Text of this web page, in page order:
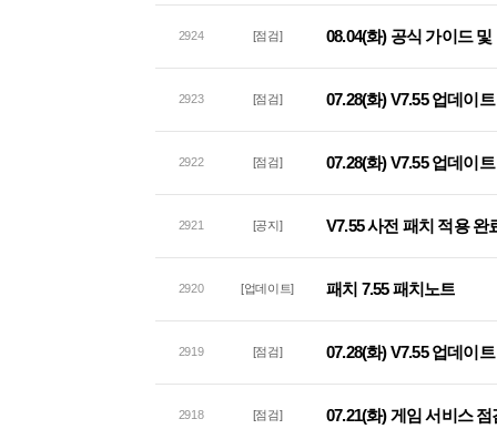
2924 [점검] 08.04(화) 공식 가이드
2923 [점검] 07.28(화) V7.55 업데이
2922 [점검] 07.28(화) V7.55 업데이
2921 [공지] V7.55 사전 패치 적용 완
2920 [업데이트] 패치 7.55 패치노트
2919 [점검] 07.28(화) V7.55 업데이
2918 [점검] 07.21(화) 게임 서비스